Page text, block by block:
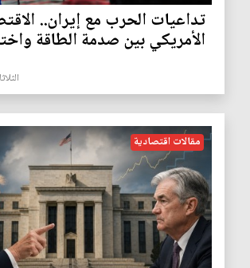
تداعيات الحرب مع إيران..
الأمريكي بين صدمة الطاقة
الثلاثاء 16
مقالات اقتصادية